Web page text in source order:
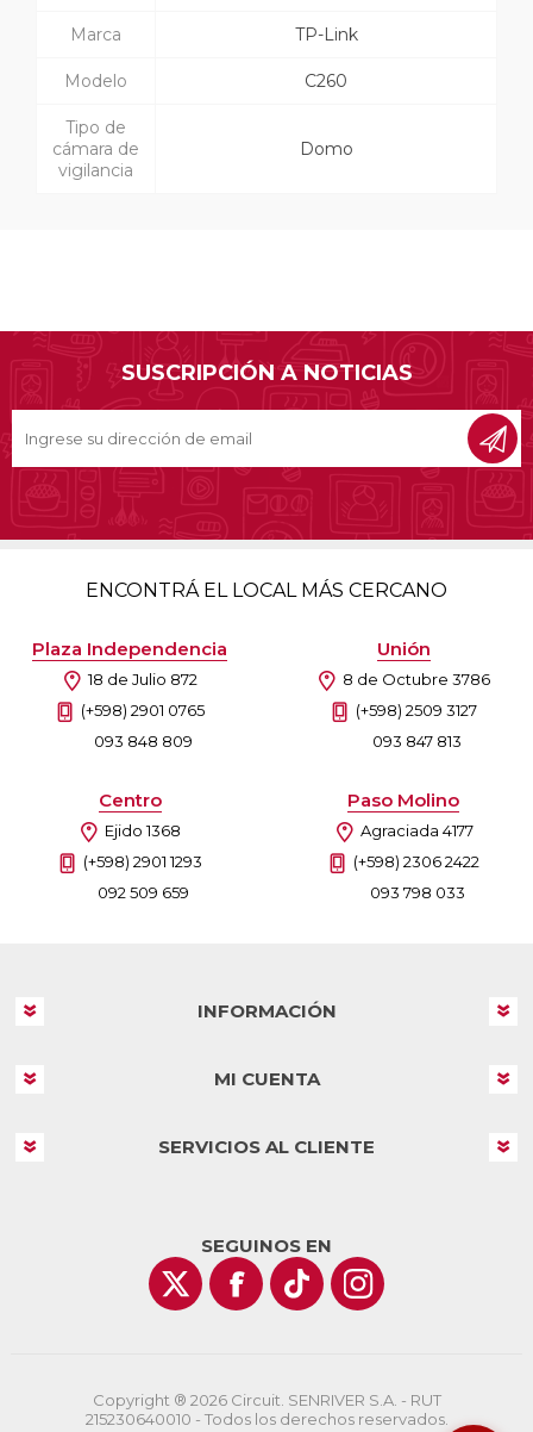
Marca TP-Link
Modelo C260
Tipo de
cámara de
vigilancia
Domo
SUSCRIPCIÓN A NOTICIAS
ENCONTRÁ EL LOCAL MÁS CERCANO
Plaza Independencia
18 de Julio 872
(+598) 2901 0765
093 848 809
Unión
8 de Octubre 3786
(+598) 2509 3127
093 847 813
Centro
Ejido 1368
(+598) 2901 1293
092 509 659
Paso Molino
Agraciada 4177
(+598) 2306 2422
093 798 033
INFORMACIÓN
MI CUENTA
SERVICIOS AL CLIENTE
SEGUINOS EN
Copyright ® 2026 Circuit. SENRIVER S.A. - RUT
215230640010 - Todos los derechos reservados.